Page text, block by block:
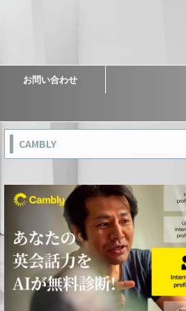
お問い合わせ
CAMBLY